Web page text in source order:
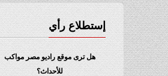
إستطلاع رأي
هل ترى موقع راديو مصر مواكب
للأحداث؟